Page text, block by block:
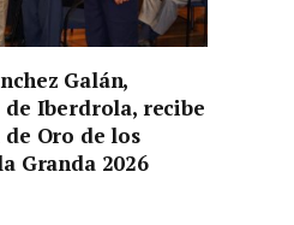
Galán,
de Iberdrola, recibe
Oro de los
Granda 2026